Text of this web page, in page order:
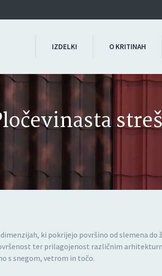
IZDELKI O KRITINAH
ki pokrijejo površino od slemena do
ter prilagojenost različnim
s snegom, vetrom in točo.